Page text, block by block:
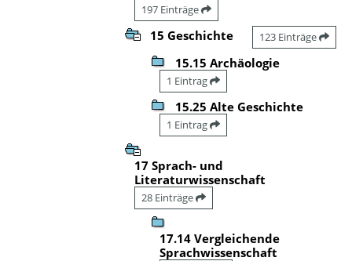
197 Einträge
15 Geschichte 123 Einträge
15.15 Archäologie
1 Eintrag
15.25 Alte Geschichte
1 Eintrag
17 Sprach- und
Literaturwissenschaft
28 Einträge
17.14 Vergleichende
Sprachwissenschaft